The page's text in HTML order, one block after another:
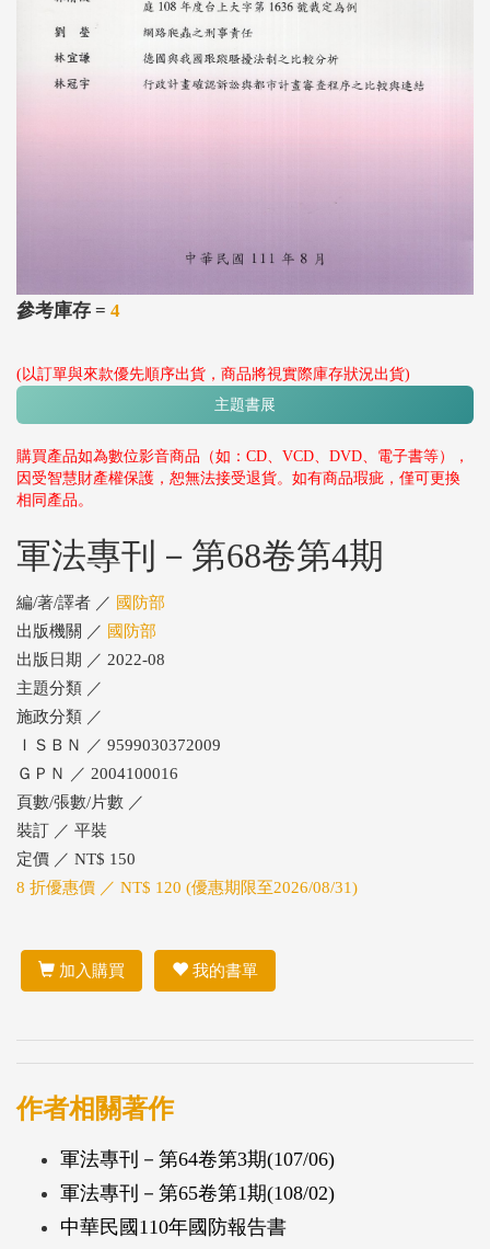
參考庫存 = 4
(以訂單與來款優先順序出貨，商品將視實際庫存狀況出貨)
主題書展
購買產品如為數位影音商品（如：CD、VCD、DVD、電子書等），
因受智慧財產權保護，恕無法接受退貨。如有商品瑕疵，僅可更換
相同產品。
軍法專刊－第68卷第4期
編/著/譯者 ／ 國防部
出版機關 ／ 國防部
出版日期 ／ 2022-08
主題分類 ／
施政分類 ／
ＩＳＢＮ ／ 9599030372009
ＧＰＮ ／ 2004100016
頁數/張數/片數 ／
裝訂 ／ 平裝
定價 ／ NT$ 150
8 折優惠價 ／ NT$ 120 (優惠期限至2026/08/31)
加入購買 我的書單
作者相關著作
軍法專刊－第64卷第3期(107/06)
軍法專刊－第65卷第1期(108/02)
中華民國110年國防報告書